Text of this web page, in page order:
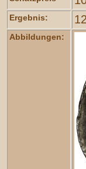
Ergebnis:
Abbildungen: